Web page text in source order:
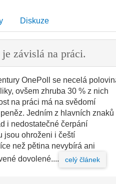
Diskuze
závislá na práci.
OnePoll se necelá
ovšem zhruba 30 % z nich
na práci má na svědomí
Jedním z hlavních znaků
i nedostatečné čerpání
jsou ohroženi i čeští
než pětina nevybírá ani
dovolené....
celý článek